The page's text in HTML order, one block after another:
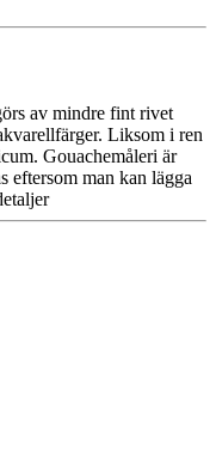
av mindre fint rivet
Liksom i ren
Gouachemåleri är
eftersom man kan lägga